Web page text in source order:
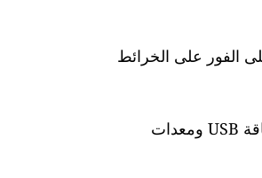
الفور على الخرائط
تأتي المحطة مزودة بكابل طاقة مقاوم للماء بطول 10 أمتار ومصدر طاقة USB ومعدات